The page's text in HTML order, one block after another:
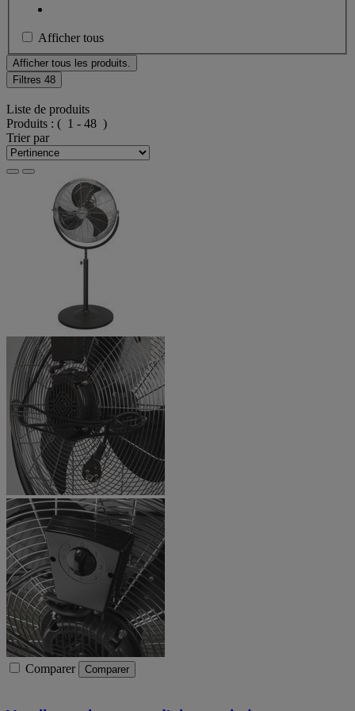
Afficher tous
Afficher tous les produits.
Filtres 48
Liste de produits
Produits : ( 1 - 48 )
Trier par
Comparer Comparer